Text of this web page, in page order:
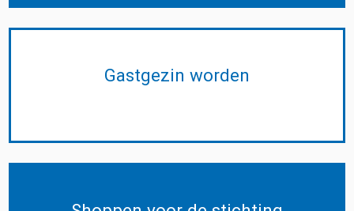
Gastgezin worden